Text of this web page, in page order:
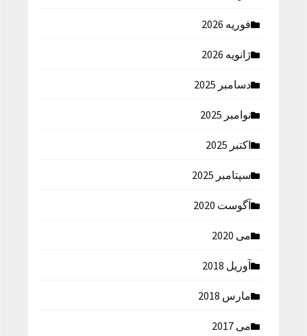
فوریه 2026
ژانویه 2026
دسامبر 2025
نوامبر 2025
اکتبر 2025
سپتامبر 2025
آگوست 2020
می 2020
آوریل 2018
مارس 2018
می 2017